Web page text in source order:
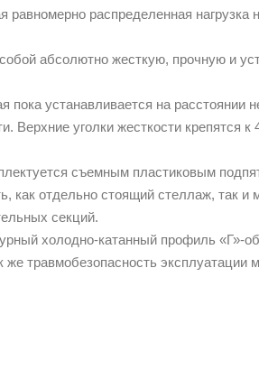
распределенная нагрузка
абсолютно жесткую, прочную и
пока устанавливается на расстоянии
Верхние уголки жесткости крепятся к
съемным пластиковым
как отдельно стоящий стеллаж, так и
секций.
холодно-катанный профиль «Г»-
же травмобезопасность эксплуатации